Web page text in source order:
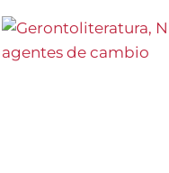
ABUELAS
DEL